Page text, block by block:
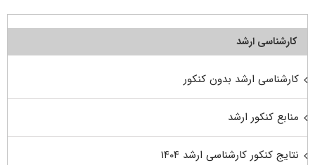
کارشناسی ارشد
کارشناسی ارشد بدون کنکور
منابع کنکور ارشد
نتایج کنکور کارشناسی ارشد ۱۴۰۴